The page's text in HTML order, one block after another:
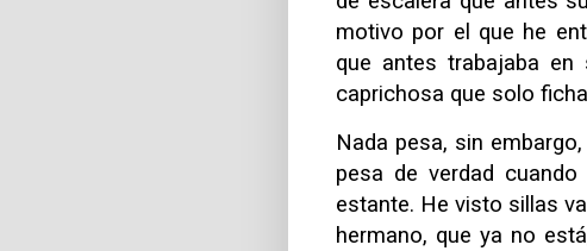
motivo por el que he
que antes trabajaba en
caprichosa que solo
Nada pesa, sin
pesa de verdad
estante. He visto sillas
hermano, que ya no